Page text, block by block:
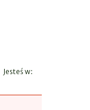
Jesteś w: